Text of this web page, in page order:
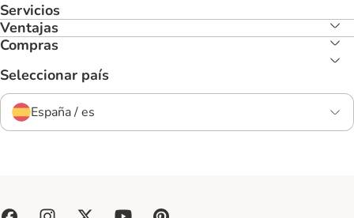
Servicios
Ventajas
Compras
Seleccionar país
España / es